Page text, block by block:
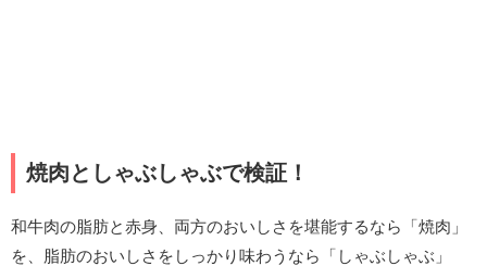
焼肉としゃぶしゃぶで検証！
和牛肉の脂肪と赤身、両方のおいしさを堪能するなら「焼肉」
を、脂肪のおいしさをしっかり味わうなら「しゃぶしゃぶ」